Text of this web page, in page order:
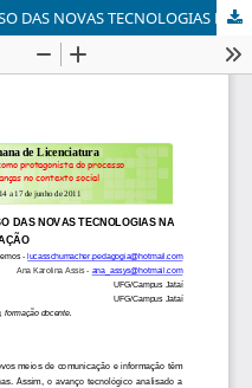
FORMAÇÃO DOCENTE PARA O USO DAS NOVAS TECNOLOGIAS NA EDUCAÇÃO.